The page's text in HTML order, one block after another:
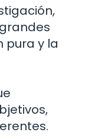
pura y la